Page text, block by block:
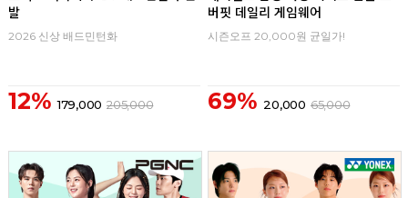
발
2026 신상 배드민턴화
12% 179,000 205,000
버핏 데일리 게임웨어
시즌오프 20,000원 균일가!
69% 20,000 65,000